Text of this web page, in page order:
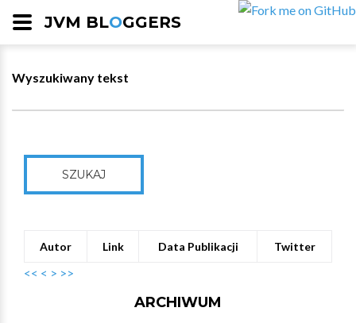
JVM BLOGGERS
Wyszukiwany tekst
SZUKAJ
Autor Link Data Publikacji Twitter
<< < > >>
ARCHIWUM